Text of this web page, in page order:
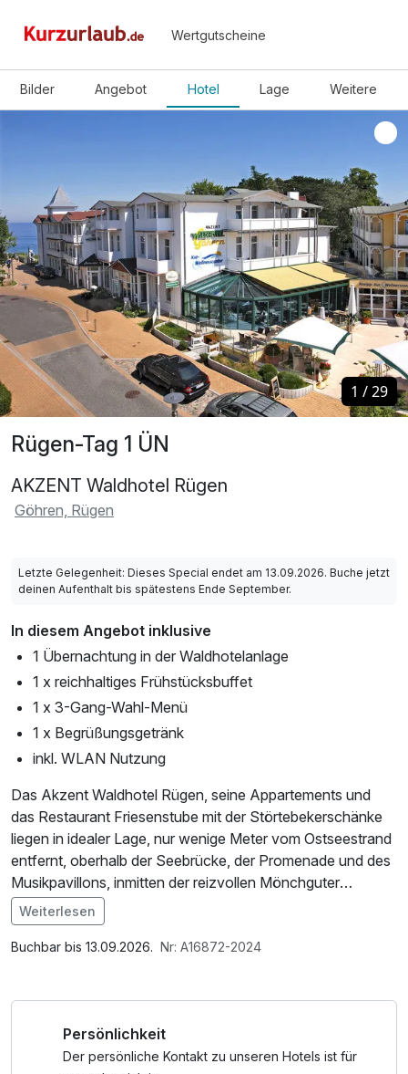
Wertgutscheine
Bilder Angebot Hotel Lage Weitere
Rügen-Tag 1 ÜN
AKZENT Waldhotel Rügen
Göhren, Rügen
1 /29
1 /29
Letzte Gelegenheit: Dieses Special endet am 13.09.2026. Buche jetzt
deinen Aufenthalt bis spätestens Ende September.
In diesem Angebot inklusive
1 Übernachtung in der Waldhotelanlage
1 x reichhaltiges Frühstücksbuffet
1 x 3-Gang-Wahl-Menü
1 x Begrüßungsgetränk
inkl. WLAN Nutzung
Das Akzent Waldhotel Rügen, seine Appartements und
das Restaurant Friesenstube mit der Störtebekerschänke
liegen in idealer Lage, nur wenige Meter vom Ostseestrand
entfernt, oberhalb der Seebrücke, der Promenade und des
Musikpavillons, inmitten der reizvollen Mönchguter
Landschaft finden Sie unser Hotel. Pure Romantik mit
einem Hauch von Wellness. Möchten Sie einfach mal
abschalten und mit Ihrem Partner die Stunden zu Zweit
die Ostseeküste von allen Seiten kennen lernen? Kein
Problem - jederzeit ist das Ostseebad Göhren idealer
Im Angebot enthalten
1 Flasche Mineralwasser, W-LAN Nutzung /
Weiterlesen
Buchbar bis 13.09.2026. Nr: A16872-2024
Persönlichkeit
Der persönliche Kontakt zu unseren Hotels ist für